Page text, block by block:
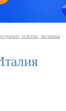
плитка, мозаика \